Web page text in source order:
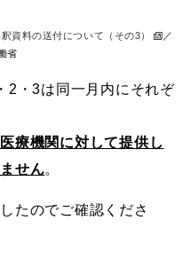
資料の送付について（その3）
／
省
2・3は同一月内にそれぞ
療機関に対して提供し
せん。
たのでご確認くださ